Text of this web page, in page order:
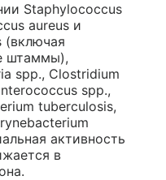
Staphylococcus
aureus и
(включая
штаммы),
spp., Clostridium
spp.,
tuberculosis,
активность
в